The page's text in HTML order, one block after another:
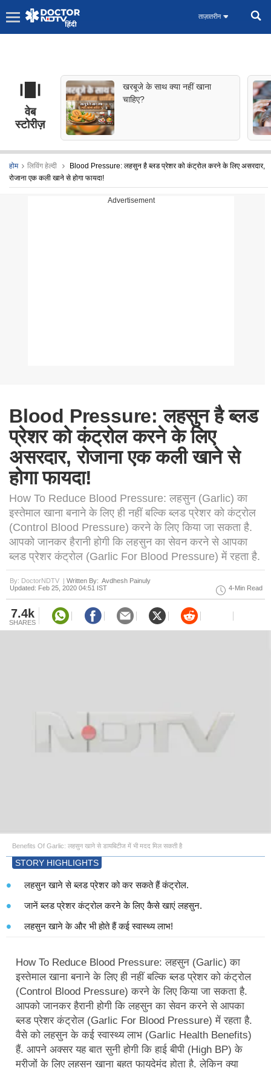
ताज़ातरीन
वेब
स्टोरीज़
खरबूजे के साथ क्या नहीं खाना
चाहिए?
होम लिविंग हेल्दी
Blood Pressure: लहसुन है ब्लड प्रेशर को कंट्रोल करने के लिए असरदार,
रोजाना एक कली खाने से होगा फायदा!
Advertisement
Blood Pressure: लहसुन है ब्लड
प्रेशर को कंट्रोल करने के लिए
असरदार, रोजाना एक कली खाने से
होगा फायदा!
How To Reduce Blood Pressure: लहसुन (Garlic) का
इस्तेमाल खाना बनाने के लिए ही नहीं बल्कि ब्लड प्रेशर को कंट्रोल
(Control Blood Pressure) करने के लिए किया जा सकता है.
आपको जानकर हैरानी होगी कि लहसुन का सेवन करने से आपका
ब्लड प्रेशर कंट्रोल (Garlic For Blood Pressure) में रहता है.
By: DoctorNDTV | Written By: Avdhesh Painuly
Updated: Feb 25, 2020 04:51 IST
4-Min Read
7.4k
SHARES
Benefits Of Garlic: लहसुन खाने से डायबिटीज में भी मदद मिल सकती है
STORY HIGHLIGHTS
लहसुन खाने से ब्लड प्रेशर को कर सकते हैं कंट्रोल.
जानें ब्लड प्रेशर कंट्रोल करने के लिए कैसे खाएं लहसुन.
लहसुन खाने के और भी होते हैं कई स्वास्थ्य लाभ!
How To Reduce Blood Pressure: लहसुन (Garlic) का
इस्तेमाल खाना बनाने के लिए ही नहीं बल्कि ब्लड प्रेशर को कंट्रोल
(Control Blood Pressure) करने के लिए किया जा सकता है.
आपको जानकर हैरानी होगी कि लहसुन का सेवन करने से आपका
ब्लड प्रेशर कंट्रोल (Garlic For Blood Pressure) में रहता है.
वैसे को लहसुन के कई स्वास्थ्य लाभ (Garlic Health Benefits)
हैं. आपने अक्सर यह बात सुनी होगी कि हाई बीपी (High BP) के
मरीजों के लिए लहसुन खाना बहुत फायदेमंद होता है, लेकिन क्या